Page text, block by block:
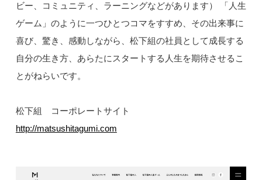
ビー、コミュニティ、ラーニングなどがあります） 「人生
ゲーム」のように一つひとつコマをすすめ、その出来事に
喜び、驚き、感動しながら、松下組の社員として成長する
自分の生き方、あらたにスタートする人生を期待させるこ
とがねらいです。
松下組 コーポレートサイト
http://matsushitagumi.com